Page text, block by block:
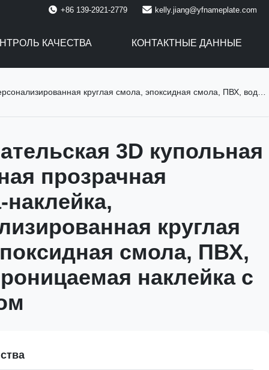
+86 139-2921-2779 kelly.jiang@yfnameplate.com
КАЧЕСТВА КОНТАКТНЫЕ ДАННЫЕ
смола, эпоксидная смола, ПВХ, водонепроницаемая наклейка с логотипом
3D купольная
прозрачная
наклейка,
круглая
смола, ПВХ,
наклейка с